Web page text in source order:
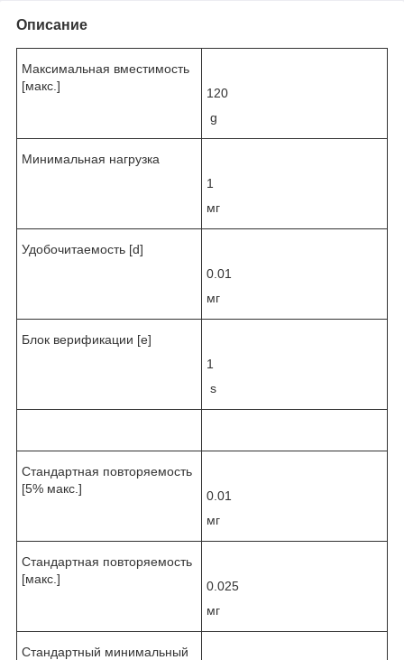
Описание
Максимальная вместимость
[макс.]
120
g
Минимальная нагрузка
1
мг
Удобочитаемость [d]
0.01
мг
Блок верификации [e]
1
s
Стандартная повторяемость
[5% макс.]
0.01
мг
Стандартная повторяемость
[макс.]
0.025
мг
Стандартный минимальный